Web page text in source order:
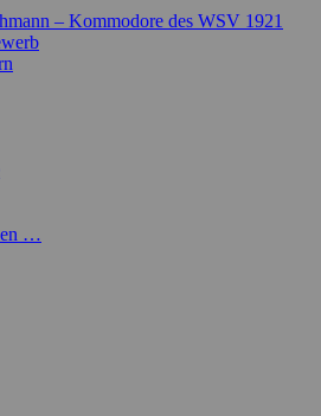
– Kommodore des WSV 1921
…